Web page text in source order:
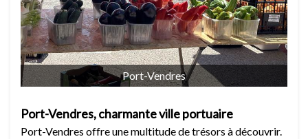
Port-Vendres
Port-Vendres, charmante ville portuaire
Port-Vendres offre une multitude de trésors à découvrir.